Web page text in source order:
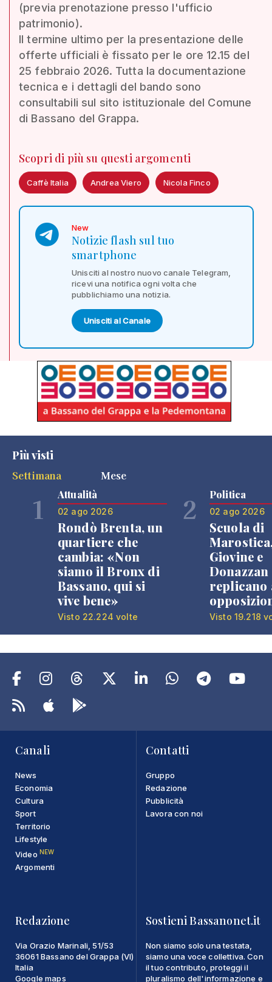
(previa prenotazione presso l'ufficio
patrimonio).
Il termine ultimo per la presentazione delle
offerte ufficiali è fissato per le ore 12.15 del
25 febbraio 2026. Tutta la documentazione
tecnica e i dettagli del bando sono
consultabili sul sito istituzionale del Comune
di Bassano del Grappa.
Scopri di più su questi argomenti
Caffè Italia Andrea Viero Nicola Finco
New
Notizie flash sul tuo
smartphone
Unisciti al nostro nuovo canale Telegram,
ricevi una notifica ogni volta che
pubblichiamo una notizia.
Unisciti al Canale
Più visti
Settimana
Mese
1 Attualità
02 ago 2026
Rondò Brenta, un
quartiere che
cambia: «Non
siamo il Bronx di
Bassano, qui si
vive bene»
Visto 22.224 volte
2 Politica
02 ago 2026
Scuola di
Giovine e
Donazzan
replicano
Visto 19.218
Canali
News
Economia
Cultura
Sport
Territorio
Lifestyle
Video NEW
Argomenti
Contatti
Gruppo
Redazione
Pubblicità
Lavora con noi
Redazione
Via Orazio Marinali, 51/53
36061 Bassano del Grappa (VI)
Italia
Google maps
Sostieni Bassanonet.it
Non siamo solo una testata,
siamo una voce collettiva. Con
il tuo contributo, proteggi il
pluralismo dell'informazione e